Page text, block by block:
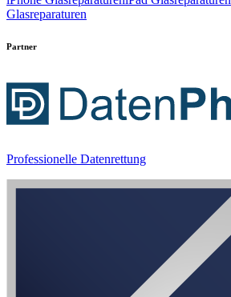
Glasreparaturen
Partner
Professionelle Datenrettung